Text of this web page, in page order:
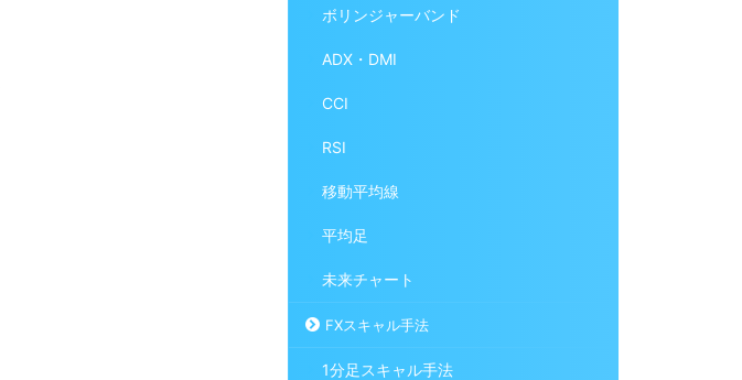
ボリンジャーバンド
ADX・DMI
CCI
RSI
移動平均線
平均足
未来チャート
FXスキャル手法
1分足スキャル手法